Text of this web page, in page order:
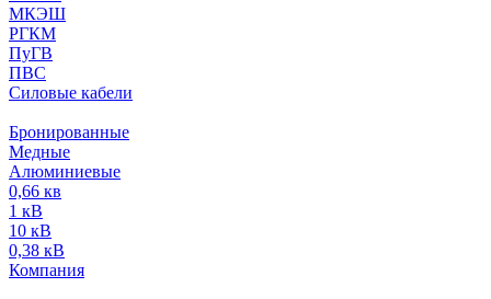
МКЭШ
РГКМ
ПуГВ
ПВС
Силовые кабели
Бронированные
Медные
Алюминиевые
0,66 кв
1 кВ
10 кВ
0,38 кВ
Компания